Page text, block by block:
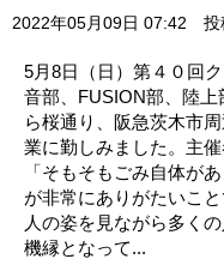
2022年05月09日 07:42 投
5月8日（日）第４０回
音部、FUSION部、陸
ら桜通り、阪急茨木市
業に勤しみました。主
「そもそもごみ自体が
が非常にありがたいこ
人の姿を見ながら多く
機縁となって...